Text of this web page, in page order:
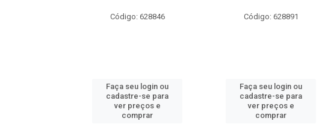
Código: 628846
Faça seu login ou
cadastre-se para
ver preços e
comprar
Código: 628891
Faça seu login ou
cadastre-se para
ver preços e
comprar